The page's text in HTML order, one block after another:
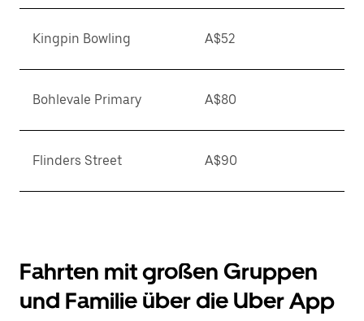
Kingpin Bowling A$52
Bohlevale Primary A$80
Flinders Street A$90
Fahrten mit großen Gruppen
und Familie über die Uber App